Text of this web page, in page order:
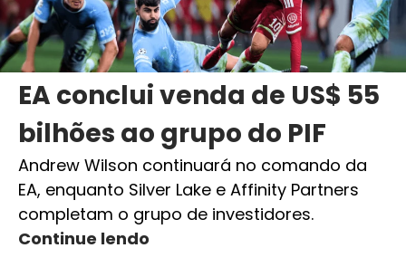
EA conclui venda de US$ 55
bilhões ao grupo do PIF
Andrew Wilson continuará no comando da
EA, enquanto Silver Lake e Affinity Partners
completam o grupo de investidores.
Continue lendo